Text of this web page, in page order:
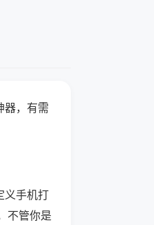
器，有需
义手机打
不管你是